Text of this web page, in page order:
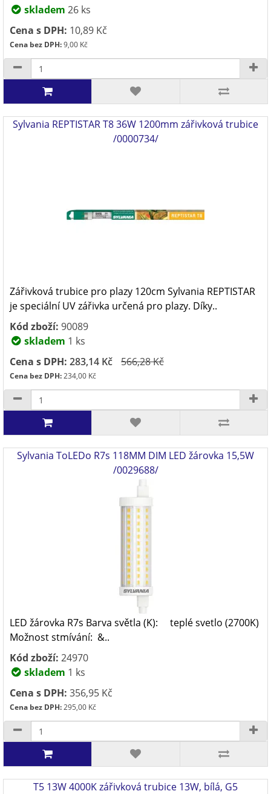
skladem 26 ks
Cena s DPH: 10,89 Kč
Cena bez DPH:9,00 Kč
Sylvania REPTISTAR T8 36W 1200mm zářivková trubice
/0000734/
Zářivková trubice pro plazy 120cm Sylvania REPTISTAR
je speciální UV zářivka určená pro plazy. Díky..
Kód zboží: 90089
skladem 1 ks
Cena s DPH: 283,14 Kč 566,28 Kč
Cena bez DPH:234,00 Kč
Sylvania ToLEDo R7s 118MM DIM LED žárovka 15,5W
/0029688/
LED žárovka R7s Barva světla (K): teplé svetlo (2700K)
Možnost stmívání: &..
Kód zboží: 24970
skladem 1 ks
Cena s DPH: 356,95 Kč
Cena bez DPH:295,00 Kč
T5 13W 4000K zářivková trubice 13W, bílá, G5